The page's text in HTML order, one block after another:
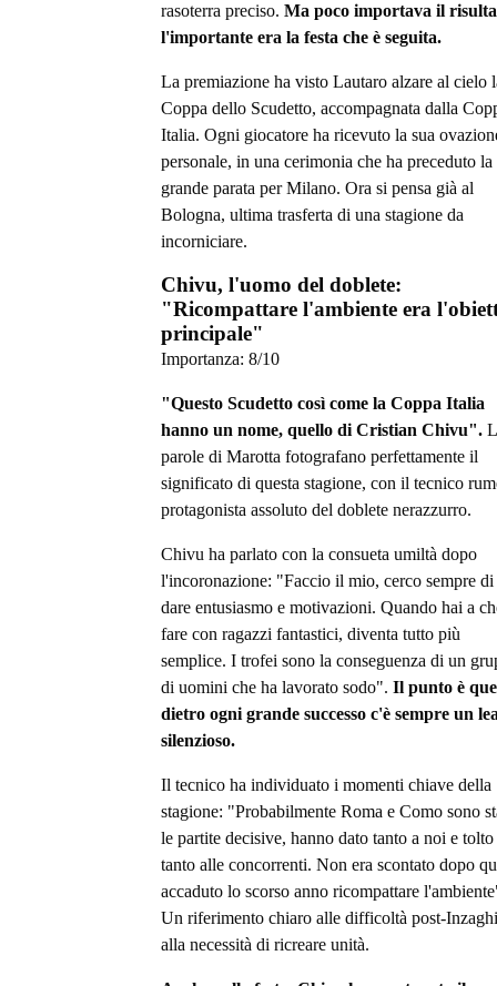
rasoterra preciso. Ma poco importava il
l'importante era la festa che è seguita.
La premiazione ha visto Lautaro alzare al cielo
Coppa dello Scudetto, accompagnata dalla
Italia. Ogni giocatore ha ricevuto la sua
personale, in una cerimonia che ha preceduto la
grande parata per Milano. Ora si pensa già al
Bologna, ultima trasferta di una stagione da
incorniciare.
Chivu, l'uomo del doblete:
"Ricompattare l'ambiente era
principale"
Importanza: 8/10
"Questo Scudetto così come la Coppa Italia
hanno un nome, quello di Cristian Chivu".
parole di Marotta fotografano perfettamente il
significato di questa stagione, con il tecnico
protagonista assoluto del doblete nerazzurro.
Chivu ha parlato con la consueta umiltà dopo
l'incoronazione: "Faccio il mio, cerco sempre di
dare entusiasmo e motivazioni. Quando hai a
fare con ragazzi fantastici, diventa tutto più
semplice. I trofei sono la conseguenza di un
di uomini che ha lavorato sodo". Il punto è
dietro ogni grande successo c'è sempre un
silenzioso.
Il tecnico ha individuato i momenti chiave della
stagione: "Probabilmente Roma e Como sono
le partite decisive, hanno dato tanto a noi e tolto
tanto alle concorrenti. Non era scontato dopo
accaduto lo scorso anno ricompattare
Un riferimento chiaro alle difficoltà post-
alla necessità di ricreare unità.